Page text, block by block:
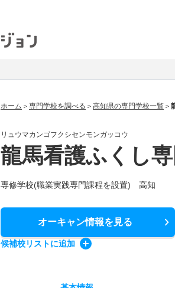
ホーム 専門学校を調べる 高知県の専門学校一覧
リュウマカンゴフクシセンモンガッコウ
龍馬看護ふくし
専修学校(職業実践専門課程を設置) 高知
オーキャン情報を見る
候補校リストに追加